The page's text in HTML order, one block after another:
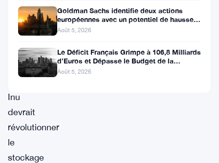
partenariat
avec
Tangem,
portefeuille
Inu
devrait
révolutionner
le
stockage
Goldman Sachs identifie deux actions
européennes avec un potentiel de hausse
de plus de 100 %
Août 5, 2026
Le Déficit Français Grimpe à 106,8 Milliards
d’Euros et Dépasse le Budget de la
Défense
Août 5, 2026